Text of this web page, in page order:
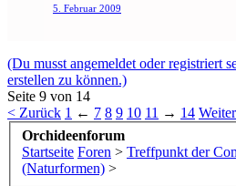
5. Februar 2009
(Du musst angemeldet oder registriert
erstellen zu können.)
Seite 9 von 14
< Zurück 1 ← 7 8 9 10 11 → 14
Orchideenforum
Startseite Foren > Treffpunkt der
(Naturformen) >